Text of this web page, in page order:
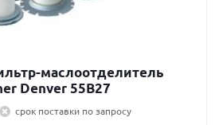
маслоотделитель
Denver 55B27
срок поставки по запросу